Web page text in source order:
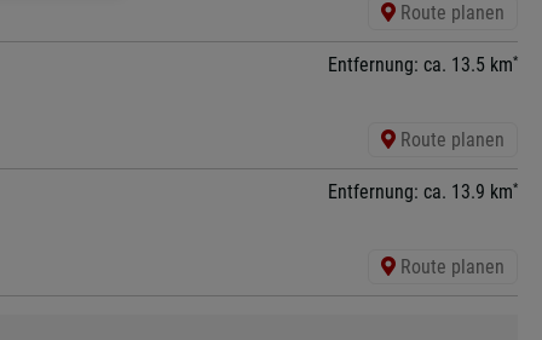
Route planen
Entfernung: ca. 13.5 km*
Route planen
Entfernung: ca. 13.9 km*
Route planen